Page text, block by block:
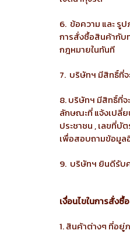
6. ข้อความ และ รู
การสั่งซื้อสินค้ากับ
กฎหมายในทันที
7. บริษัทฯ มีสิทธิ์ที่
8. บริษัทฯ มีสิทธิ์ที่จ
ลักษณะที่ แจ้งเปลี่ย
ประชาชน , เลขที่
เพื่อสอบถามข้อมูล
9. บริษัทฯ ยินดีรับ
เงื่อนไขในการสั่ง
1. สินค้าต่างๆ ที่อยู่